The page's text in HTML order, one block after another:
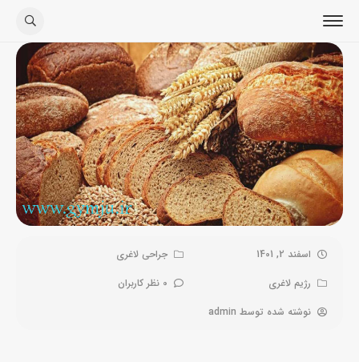
اسفند 2, 1401
جراحی لاغری
رژیم لاغری
0 نظر کاربران
نوشته شده توسط admin